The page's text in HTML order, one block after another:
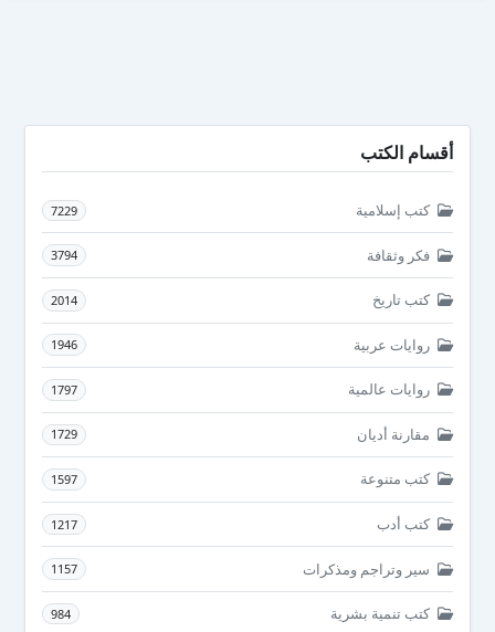
أقسام الكتب
كتب إسلامية 7229
فكر وثقافة 3794
كتب تاريخ 2014
روايات عربية 1946
روايات عالمية 1797
مقارنة أديان 1729
كتب متنوعة 1597
كتب أدب 1217
سير وتراجم ومذكرات 1157
كتب تنمية بشرية 984